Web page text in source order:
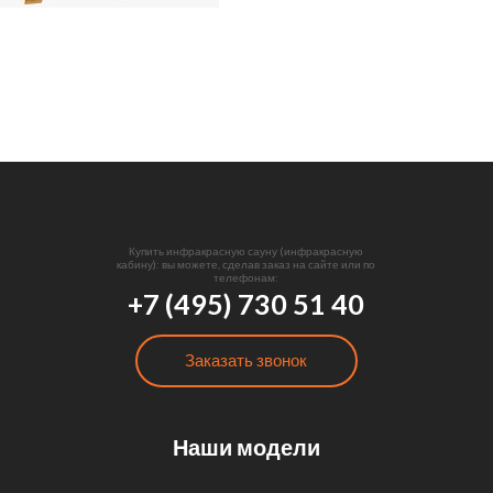
Купить инфракрасную сауну (инфракрасную
кабину): вы можете, сделав заказ на сайте или по
телефонам:
+7 (495) 730 51 40
Заказать звонок
Наши модели